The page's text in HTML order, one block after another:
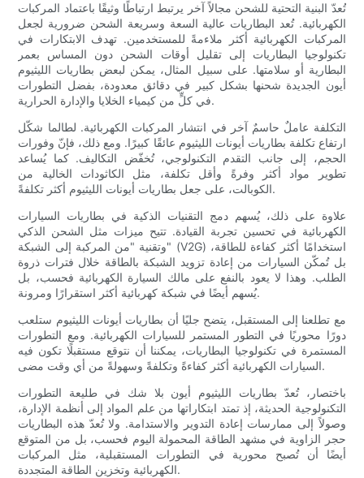
تُعدّ البنية التحتية للشحن مجالاً آخر يرتبط ارتباطًا وثيقًا باعتماد المركبات
الكهربائية. تُعد البطاريات عالية السعة وسريعة الشحن ضرورية لجعل
المركبات الكهربائية أكثر ملاءمةً للمستخدمين. تهدف الابتكارات في
تكنولوجيا البطاريات إلى تقليل أوقات الشحن دون المساس بعمر
البطارية أو سلامتها. على سبيل المثال، يمكن لبعض بطاريات الليثيوم
أيون الجديدة شحنها بشكل كبير في دقائق معدودة، بفضل التطورات
في كلٍّ من كيمياء الخلايا والإدارة الحرارية.
التكلفة عاملٌ حاسمٌ آخر في انتشار المركبات الكهربائية. لطالما شكّل
ارتفاع تكلفة بطاريات أيونات الليثيوم عائقًا كبيرًا. ومع ذلك، فإنّ وفورات
الحجم، إلى جانب التقدم التكنولوجي، تُخفّض التكاليف. كما يُساعد
تطوير مواد أكثر وفرةً وأقل تكلفة، مثل الكاثودات الخالية من
الكوبالت، على جعل بطاريات أيونات الليثيوم أكثر تكلفةً.
علاوة على ذلك، يُسهم دمج التقنيات الذكية في بطاريات السيارات
الكهربائية في تحسين تجربة القيادة. تتيح ميزات مثل الشحن الذكي
وتقنية "من المركبة إلى الشبكة" (V2G) استخدامًا أكثر كفاءة للطاقة،
بل تُمكّن السيارات من إعادة تزويد الشبكة بالطاقة خلال فترات ذروة
الطلب. وهذا لا يعود بالنفع على مالك السيارة الكهربائية فحسب، بل
يُسهم أيضًا في شبكة كهربائية أكثر استقرارًا ومرونة.
مع تطلعنا إلى المستقبل، يتضح جليًا أن بطاريات أيونات الليثيوم ستلعب
دورًا محوريًا في التطور المستمر للسيارات الكهربائية. ومع التطورات
المستمرة في تكنولوجيا البطاريات، يمكننا أن نتوقع مستقبلًا تكون فيه
السيارات الكهربائية أكثر كفاءةً وتكلفةً وسهولةً من أي وقت مضى.
باختصار، تُعدّ بطاريات الليثيوم أيون بلا شك في طليعة التطورات
التكنولوجية الحديثة، إذ تمتد ابتكاراتها من علم المواد إلى أنظمة الإدارة،
وصولاً إلى ممارسات إعادة التدوير والاستدامة. ولا تُعدّ هذه البطاريات
حجر الزاوية في مشهد الطاقة المحمولة اليوم فحسب، بل من المتوقع
أيضًا أن تُصبح محورية في التطورات المستقبلية، مثل المركبات
الكهربائية وتخزين الطاقة المتجددة.